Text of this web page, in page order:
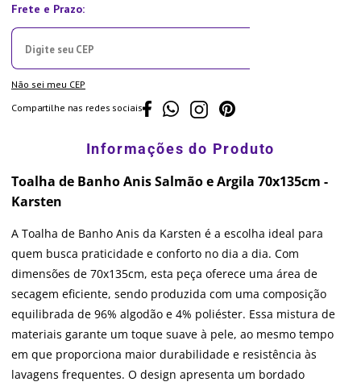
Não sei meu CEP
Compartilhe nas redes sociais
Toalha de Banho Anis Salmão e Argila 70x135cm -
Karsten
A Toalha de Banho Anis da Karsten é a escolha ideal para
quem busca praticidade e conforto no dia a dia. Com
dimensões de 70x135cm, esta peça oferece uma área de
secagem eficiente, sendo produzida com uma composição
equilibrada de 96% algodão e 4% poliéster. Essa mistura de
materiais garante um toque suave à pele, ao mesmo tempo
em que proporciona maior durabilidade e resistência às
lavagens frequentes. O design apresenta um bordado